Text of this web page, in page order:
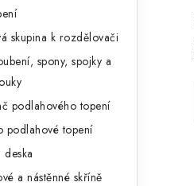
skupina k rozdělovači
spony, spojky a
podlahového topení
podlahové topení
deska
a nástěnné skříně